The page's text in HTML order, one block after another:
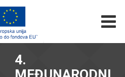
4.